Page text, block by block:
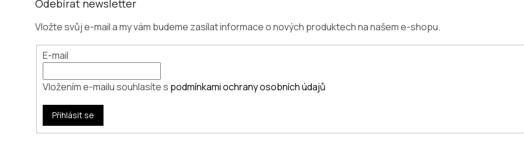
Odebírat newsletter
Vložte svůj e-mail a my vám budeme zasílat informace o nových produktech na našem e-shopu.
E-mail
Vložením e-mailu souhlasíte s podmínkami ochrany osobních údajů
Přihlásit se